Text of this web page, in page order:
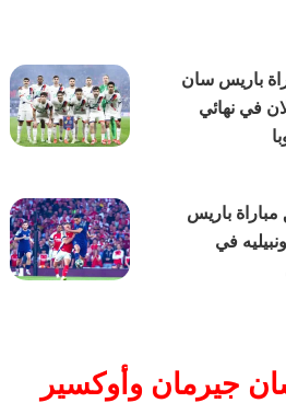
باريس سان
في نهائي
باريس
في
جيرمان وأوكسير